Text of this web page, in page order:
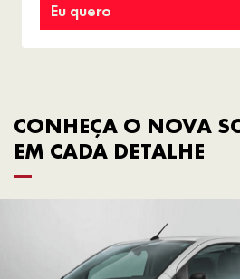
Eu quero
CONHEÇA O NOVA
EM CADA DETALHE